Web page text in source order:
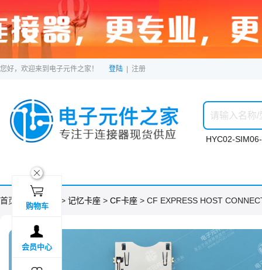
您好，欢迎来到电子元件之家！ 登陆 注册
HYC02-
首页 > 分类目录 > 记忆卡座 > CF卡座 > CF EXPRESS HOST
ဆ

购物车

会员中心